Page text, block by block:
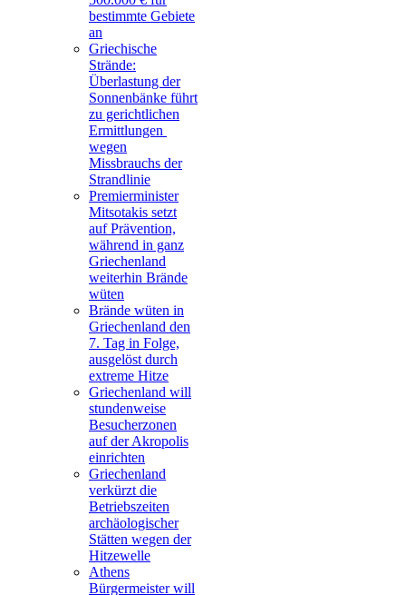
bestimmte Gebiete
an
Griechische
Strände:
Überlastung der
Sonnenbänke führt
zu gerichtlichen
Ermittlungen
wegen
Missbrauchs der
Strandlinie
Premierminister
Mitsotakis setzt
auf Prävention,
während in ganz
Griechenland
weiterhin Brände
wüten
Brände wüten in
Griechenland den
7. Tag in Folge,
ausgelöst durch
extreme Hitze
Griechenland will
stundenweise
Besucherzonen
auf der Akropolis
einrichten
Griechenland
verkürzt die
Betriebszeiten
archäologischer
Stätten wegen der
Hitzewelle
Athens
Bürgermeister will